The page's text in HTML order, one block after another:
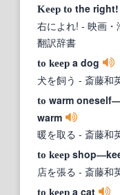
Keep to the right!
右によれ! - 映画・
翻訳辞書
to keep a dog
犬を飼う - 斎藤和
to warm
warm
暖を取る - 斎藤和
to keep
店を張る - 斎藤和
to keep a cat